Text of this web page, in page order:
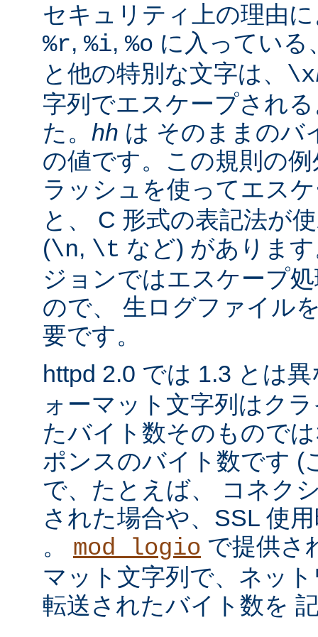
セキュリティ上の理由
%r, %i, %o に入っている
と他の特別な文字は、 \x
字列でエスケープされ
た。 hh は そのままのバ
の値です。この規則の
ラッシュを使ってエス
と、 C 形式の表記法が
(\n, \t など) がありま
ジョンではエスケープ
ので、 生ログファイル
要です。
httpd 2.0 では 1.3 とは
ォーマット文字列はク
たバイト数そのもので
ポンスのバイト数です (
で、たとえば、 コネク
された場合や、SSL 使
。 mod_logio で提供さ
マット文字列で、ネッ
転送されたバイト数を